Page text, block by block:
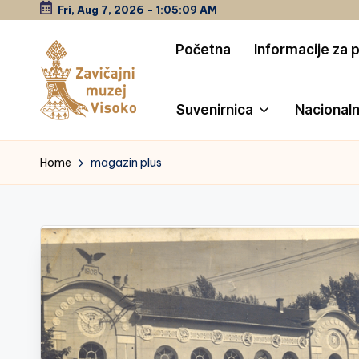
content
Fri, Aug 7, 2026 - 1:05:09 AM
Z
a
č
a
jn
i
Početna Informacije za
Suvenirnica
Home magazin plus